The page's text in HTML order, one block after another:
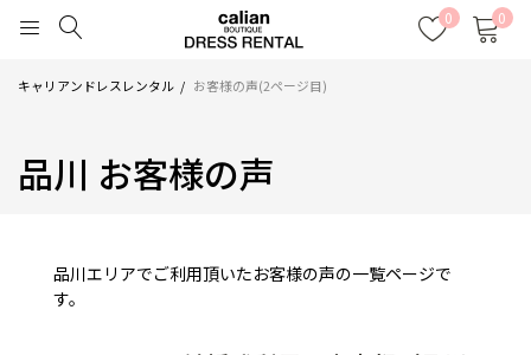
0 0
キャリアンドレスレンタル お客様の声(2ページ目)
品川 お客様の声
品川エリアでご利用頂いたお客様の声の一覧ページで
す。